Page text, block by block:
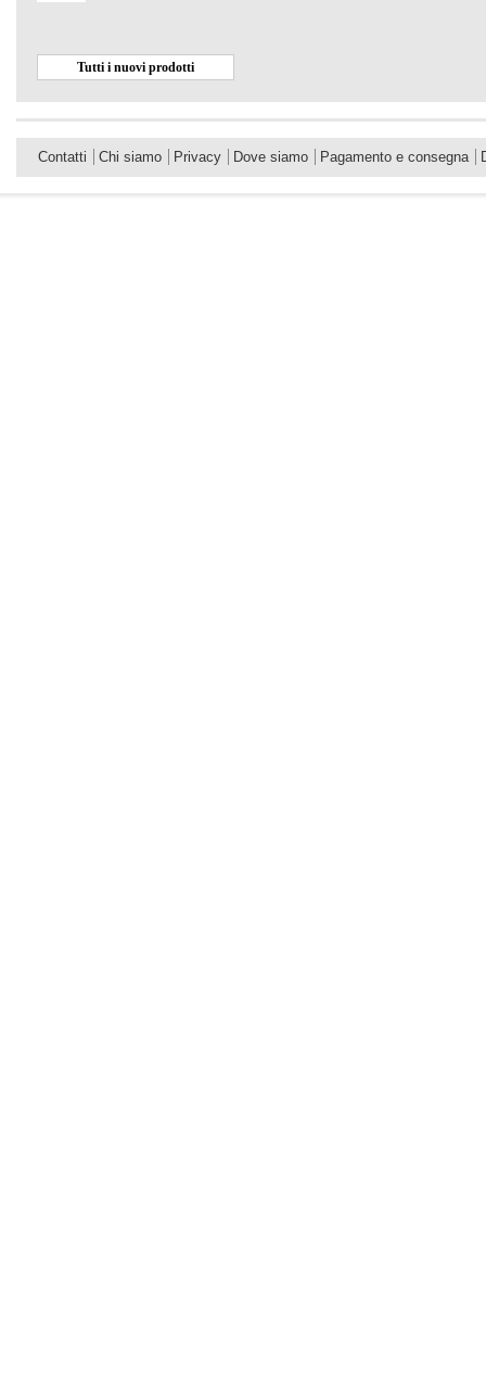
Tutti i nuovi prodotti
Contatti Chi siamo Privacy Dove siamo Pagamento e consegna